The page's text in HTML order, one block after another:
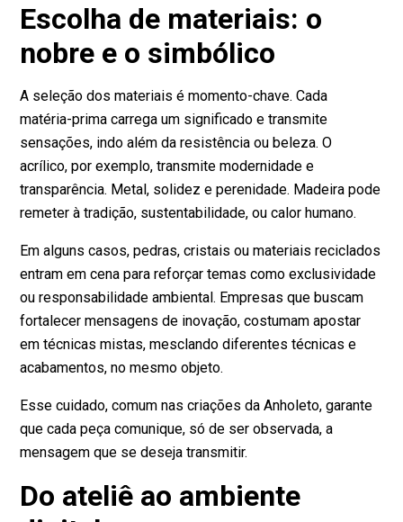
Escolha de materiais: o
nobre e o simbólico
A seleção dos materiais é momento-chave. Cada
matéria-prima carrega um significado e transmite
sensações, indo além da resistência ou beleza. O
acrílico, por exemplo, transmite modernidade e
transparência. Metal, solidez e perenidade. Madeira pode
remeter à tradição, sustentabilidade, ou calor humano.
Em alguns casos, pedras, cristais ou materiais reciclados
entram em cena para reforçar temas como exclusividade
ou responsabilidade ambiental. Empresas que buscam
fortalecer mensagens de inovação, costumam apostar
em técnicas mistas, mesclando diferentes técnicas e
acabamentos, no mesmo objeto.
Esse cuidado, comum nas criações da Anholeto, garante
que cada peça comunique, só de ser observada, a
mensagem que se deseja transmitir.
Do ateliê ao ambiente